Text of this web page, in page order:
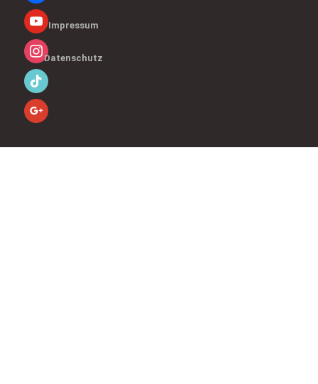
Impressum
Datenschutz